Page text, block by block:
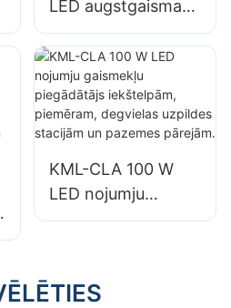
LED augstgaismas
gaismekļu
piegādātājs
iekštelpu
apgaismojumam
rūpnīcās,
KML-CLA 100 W
LED nojumju
gaismekļu
piemēram,